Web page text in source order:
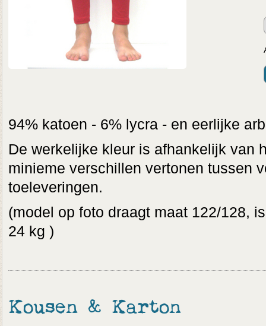
94% katoen - 6% lycra - en eerlijke
De werkelijke kleur is afhankelijk van
minieme verschillen vertonen tussen
toeleveringen.
(model op foto draagt maat 122/128,
24 kg )
Kousen & Karton